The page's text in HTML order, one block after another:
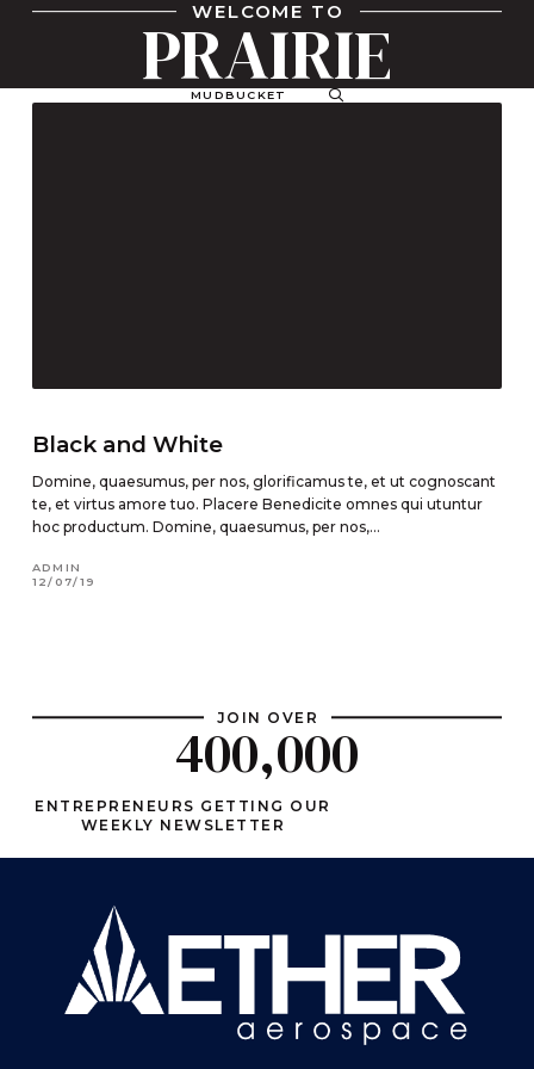
WELCOME TO
PRAIRIE
MUDBUCKET
Black and White
Domine, quaesumus, per nos, glorificamus te, et ut cognoscant
te, et virtus amore tuo. Placere Benedicite omnes qui utuntur
hoc productum. Domine, quaesumus, per nos,…
ADMIN
12/07/19
JOIN OVER
400,000
ENTREPRENEURS GETTING OUR
WEEKLY NEWSLETTER